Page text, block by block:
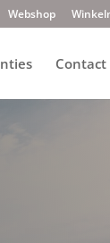
Webshop